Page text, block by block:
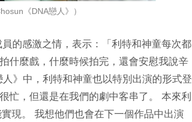
《DNA戀人》）
的感激之情，表示：「利特和神童每次都
什麼戲，什麼時候拍完，還會安慰我說辛
》中，利特和神童也以特別出演的形式登
忙，但還是在我們的劇中客串了。 本來利
現。 我想他們也會在下一個作品中出演